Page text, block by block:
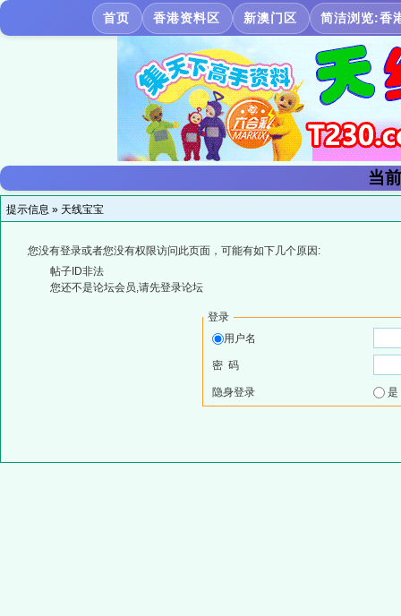
首页 香港资料区 新澳门区 简洁浏览:香
当
提示信息 » 天线宝宝
您没有登录或者您没有权限访问此页面，可能有如下几个原因:
帖子ID非法
您还不是论坛会员,请先登录论坛
登录
用户名
密 码
隐身登录